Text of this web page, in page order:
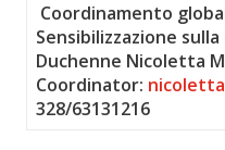
Coordinamento
Sensibilizzazione
Duchenne Nicoletta
Coordinator:
328/63131216